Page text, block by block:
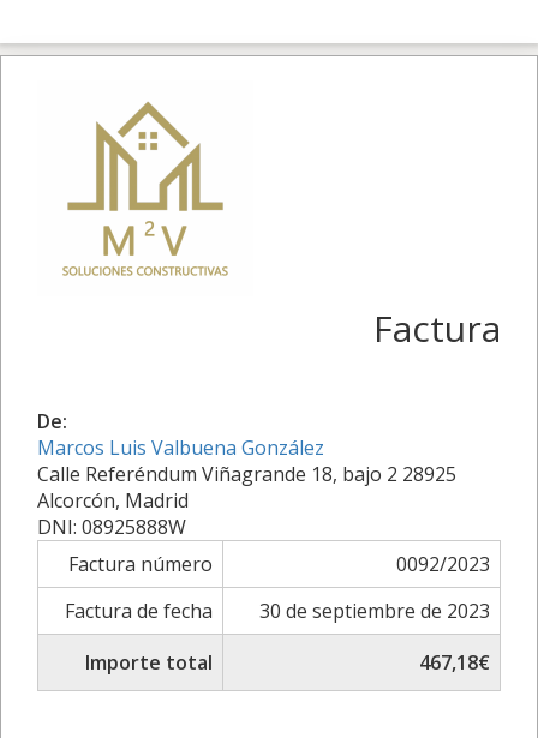
Factura
De:
Marcos Luis Valbuena González
Calle Referéndum Viñagrande 18, bajo 2 28925
Alcorcón, Madrid
DNI: 08925888W
Factura número
0092/2023
Factura de fecha
30 de septiembre de 2023
Importe total
467,18€